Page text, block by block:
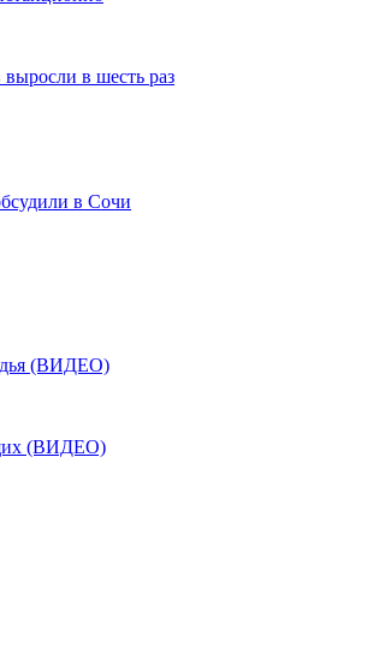
в шесть раз
в Сочи
(ВИДЕО)
(ВИДЕО)